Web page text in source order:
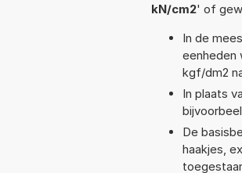
kN/cm2' of
In de
eenheden
kgf/dm2
In plaats
De
haakjes,